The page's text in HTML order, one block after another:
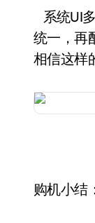
系统UI
统一，再
相信这样
购机小结